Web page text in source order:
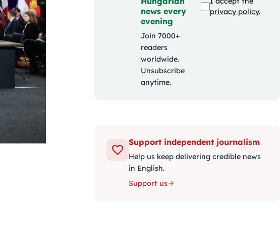
news every
evening
Join 7000+
readers
worldwide.
Unsubscribe
anytime.
privacy policy.
Support independent journalism
Help us keep delivering credible news
in English.
Support us